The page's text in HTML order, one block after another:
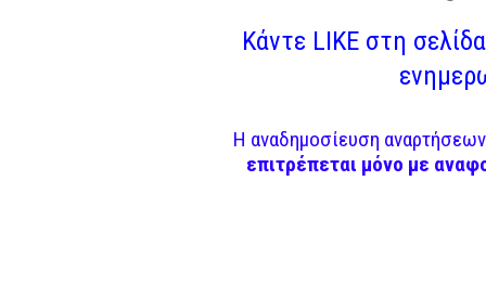
Κάντε LIKE στη
Η αναδημοσίευση
επιτρέπεται μόνο με